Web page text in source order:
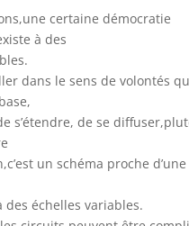
certaine démocratie
à des
dans le sens de volontés
s’étendre, de se
un schéma proche d’une
des échelles variables.